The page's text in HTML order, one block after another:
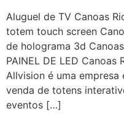
Aluguel de TV Canoas
totem touch screen
de holograma 3d
PAINEL DE LED
Allvision é uma
venda de totens
eventos […]